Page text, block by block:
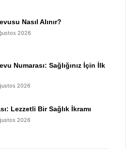
Nasıl Alınır?
2026
Numarası: Sağlığınız İçin İlk
2026
Lezzetli Bir Sağlık İkramı
2026